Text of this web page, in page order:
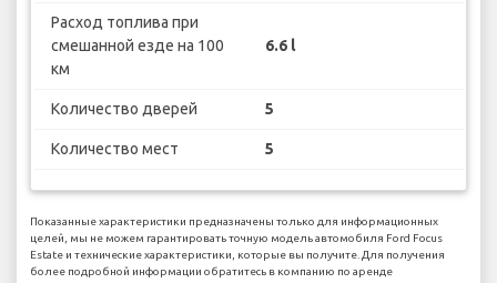
Расход топлива при
смешанной езде на 100
км
6.6 l
Количество дверей 5
Количество мест 5
Показанные характеристики предназначены только для информационных
целей, мы не можем гарантировать точную модель автомобиля Ford Focus
Estate и технические характеристики, которые вы получите. Для получения
более подробной информации обратитесь в компанию по аренде